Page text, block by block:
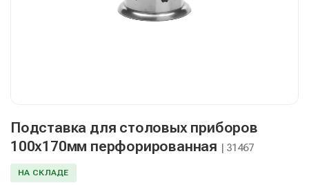
Подставка для столовых приборов
100х170мм перфорированная | 31467
НА СКЛАДЕ